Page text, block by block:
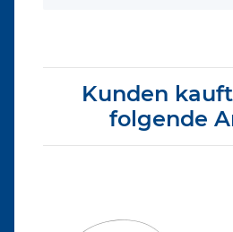
Kunden
folgende